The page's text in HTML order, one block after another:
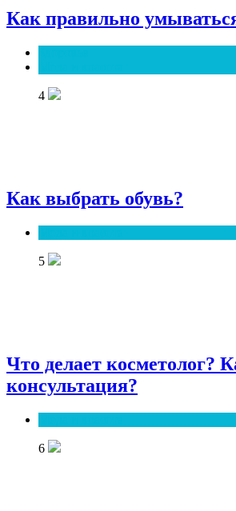
Как правильно
4
Как выбрать обувь?
5
Что делает косметолог?
консультация?
6